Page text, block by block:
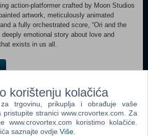
action-platformer crafted by Moon Studios
artwork, meticulously animated
a fully orchestrated score, “Ori and the
deeply emotional story about love and
exists in us all.
Andreas (PC)
City (PC)
korištenju kolačića
za trgovinu, prikuplja i obrađuje vaše
stranici www.crovortex.com. Za
www.crovortex.com koristimo kolačiće.
saznajte ovdje Više